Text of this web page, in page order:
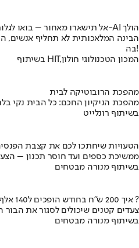
אל תישארו מאחור – בואו לגלות לאן ה-AI הולך
הבינה המלאכותית לא תחליף
בה!
בשיתוף HIT,המכון הטכנולוגי חולון
מהפכת הרובוטיקה לבית
מהפכת הניקיון החכם: כל הבית נקי
בשיתוף רונלייט
הטעויות שיחתכו לכם את קצבת
ממשיכת כספים ועד חוסר תכנון –
בשיתוף מנורה מבטחים
איך 200 ש"ח בחודש הופכים ל140 אלף ?
צעדים קטנים שיכולים לסגור את הבור
בשיתוף מנורה מבטחים